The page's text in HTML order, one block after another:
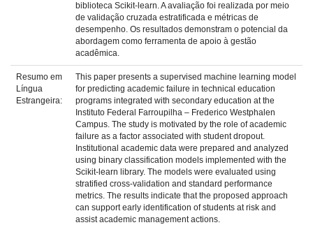
biblioteca Scikit-learn. A avaliação foi realizada por meio
de validação cruzada estratificada e métricas de
desempenho. Os resultados demonstram o potencial da
abordagem como ferramenta de apoio à gestão
acadêmica.
Resumo em
Língua
Estrangeira:
This paper presents a supervised machine learning model
for predicting academic failure in technical education
programs integrated with secondary education at the
Instituto Federal Farroupilha – Frederico Westphalen
Campus. The study is motivated by the role of academic
failure as a factor associated with student dropout.
Institutional academic data were prepared and analyzed
using binary classification models implemented with the
Scikit-learn library. The models were evaluated using
stratified cross-validation and standard performance
metrics. The results indicate that the proposed approach
can support early identification of students at risk and
assist academic management actions.